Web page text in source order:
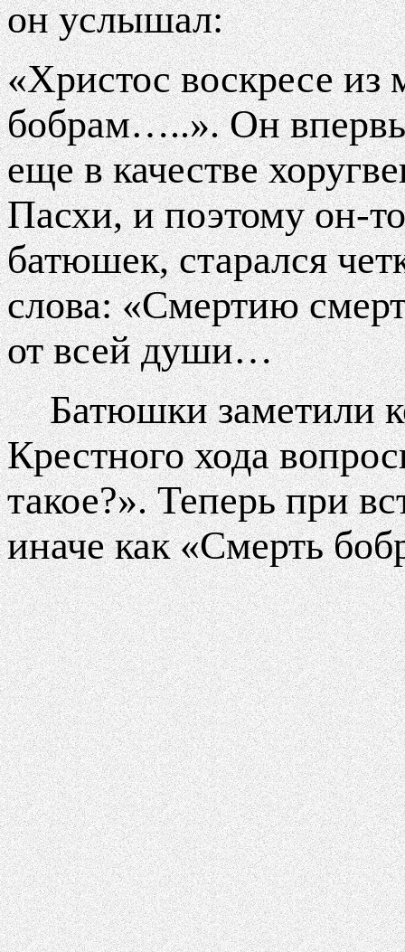
он услышал:
«Христос воскресе
бобрам…..». Он
еще в качестве
Пасхи, и поэтому он-
батюшек, старался
слова: «Смертию
от всей души…
Батюшки заметили
Крестного хода
такое?». Теперь при
иначе как «Смерть